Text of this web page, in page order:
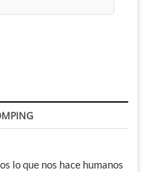
lo que nos hace humanos